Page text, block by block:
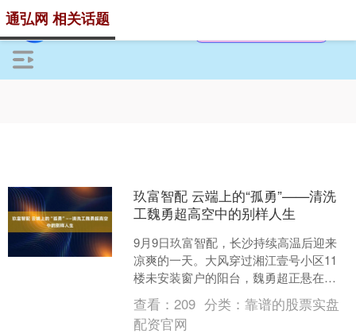
通弘网 相关话题
玖富智配 云端上的“孤勇”——清洗
工魏勇超高空中的别样人生
9月9日玖富智配，长沙持续高温后迎来
凉爽的一天。大风穿过湘江壹号小区11
楼未安装窗户的阳台，魏勇超正悬在高
空进行玻璃打胶作业。他的身体随着微
风轻轻晃动，两侧各挂....
查看：209 分类：靠谱的股票实盘
配资官网